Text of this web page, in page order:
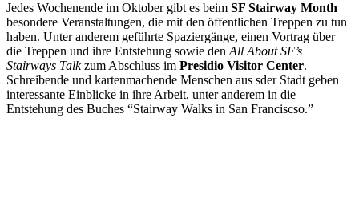
Jedes Wochenende im Oktober gibt es beim SF Stairway Month
besondere Veranstaltungen, die mit den öffentlichen Treppen zu tun
haben. Unter anderem geführte Spaziergänge, einen Vortrag über
die Treppen und ihre Entstehung sowie den All About SF’s
Stairways Talk zum Abschluss im Presidio Visitor Center.
Schreibende und kartenmachende Menschen aus sder Stadt geben
interessante Einblicke in ihre Arbeit, unter anderem in die
Entstehung des Buches “Stairway Walks in San Franciscso.”